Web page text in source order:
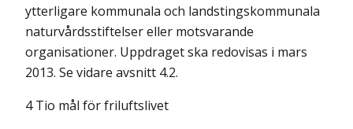
ytterligare kommunala och landstingskommunala
naturvårdsstiftelser eller motsvarande
organisationer. Uppdraget ska redovisas i mars
2013. Se vidare avsnitt 4.2.
4 Tio mål för friluftslivet